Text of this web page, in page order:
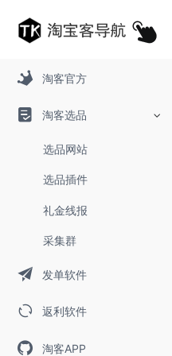
淘客官方
淘客选品
选品网站
选品插件
礼金线报
采集群
发单软件
返利软件
淘客APP